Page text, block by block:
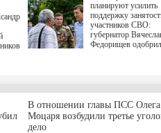
планируют усилить
поддержку
участников СВО:
губернатор
Федорищев
на трудоустройство
спокойную
мирной жизни.
В отношении главы ПСС Олега
Моцаря возбудили третье
дело